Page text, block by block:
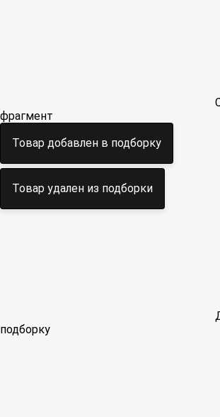
фрагмент
Товар добавлен в подборку
Товар удален из подборки
подборку